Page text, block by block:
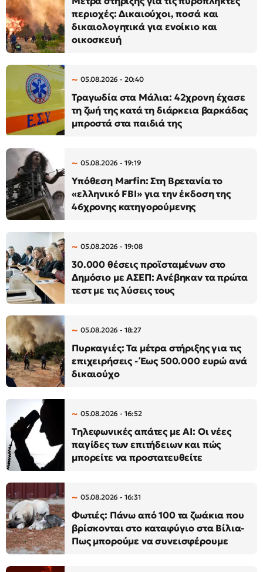
περιοχές: Δικαιούχοι, ποσά και
δικαιολογητικά για ενοίκιο και
οικοσκευή
05.08.2026 - 20:40
Τραγωδία στα Μάλια: 42χρονη έχασε
τη ζωή της κατά τη διάρκεια βαρκάδας
μπροστά στα παιδιά της
05.08.2026 - 19:19
Υπόθεση Marfin: Στη Βρετανία το
«ελληνικό FBI» για την έκδοση της
46χρονης κατηγορούμενης
05.08.2026 - 19:08
30.000 θέσεις προϊσταμένων στο
Δημόσιο με ΑΣΕΠ: Ανέβηκαν τα πρώτα
τεστ με τις λύσεις τους
05.08.2026 - 18:27
Πυρκαγιές: Τα μέτρα στήριξης για τις
επιχειρήσεις - Έως 500.000 ευρώ ανά
δικαιούχο
05.08.2026 - 16:52
Τηλεφωνικές απάτες με AI: Οι νέες
παγίδες των επιτήδειων και πώς
μπορείτε να προστατευθείτε
05.08.2026 - 16:31
Φωτιές: Πάνω από 100 τα ζωάκια που
βρίσκονται στο καταφύγιο στα Βίλια-
Πως μπορούμε να συνεισφέρουμε